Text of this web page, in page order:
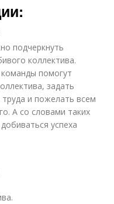
подчеркнуть
коллектива.
помогут
задать
и пожелать всем
А со словами таких
успеха